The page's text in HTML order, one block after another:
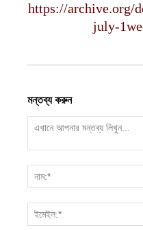
https://archive.org/
july-
মন্তব্য করুন